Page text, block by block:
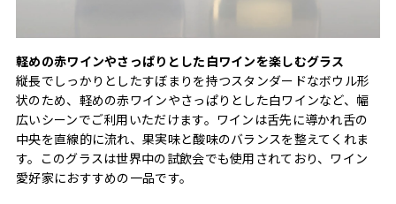
軽めの赤ワインやさっぱりとした白ワインを楽しむグラス
縦長でしっかりとしたすぼまりを持つスタンダードなボウル形
状のため、軽めの赤ワインやさっぱりとした白ワインなど、幅
広いシーンでご利用いただけます。ワインは舌先に導かれ舌の
中央を直線的に流れ、果実味と酸味のバランスを整えてくれま
す。このグラスは世界中の試飲会でも使用されており、ワイン
愛好家におすすめの一品です。